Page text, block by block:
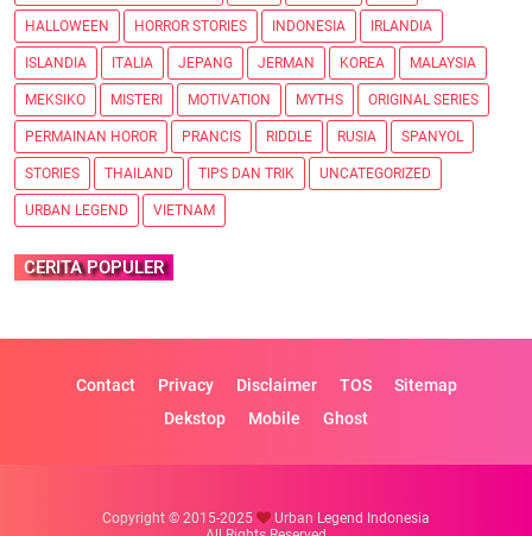
HALLOWEEN HORROR STORIES INDONESIA IRLANDIA
ISLANDIA ITALIA JEPANG JERMAN KOREA MALAYSIA
MEKSIKO MISTERI MOTIVATION MYTHS ORIGINAL SERIES
PERMAINAN HOROR PRANCIS RIDDLE RUSIA SPANYOL
STORIES THAILAND TIPS DAN TRIK UNCATEGORIZED
URBAN LEGEND VIETNAM
CERITA POPULER
Contact Privacy Disclaimer TOS
Sitemap
Dekstop
Mobile Ghost
Copyright © 2015-2025
Urban Legend Indonesia